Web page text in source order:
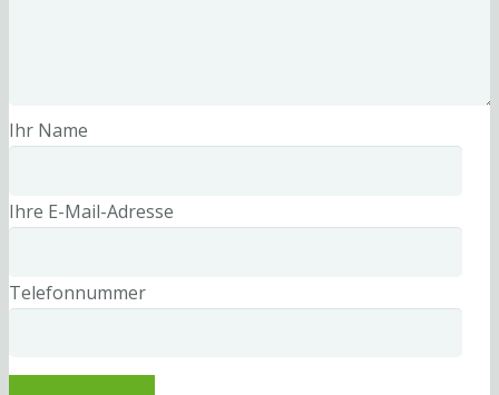
Ihr Name
Ihre E-Mail-Adresse
Telefonnummer